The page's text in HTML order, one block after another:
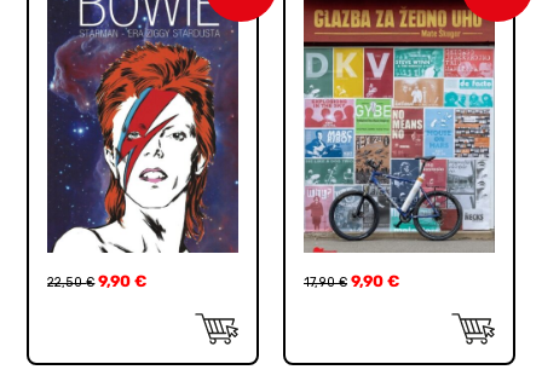
22,50€ 9,90€ 17,90€ 9,90 €